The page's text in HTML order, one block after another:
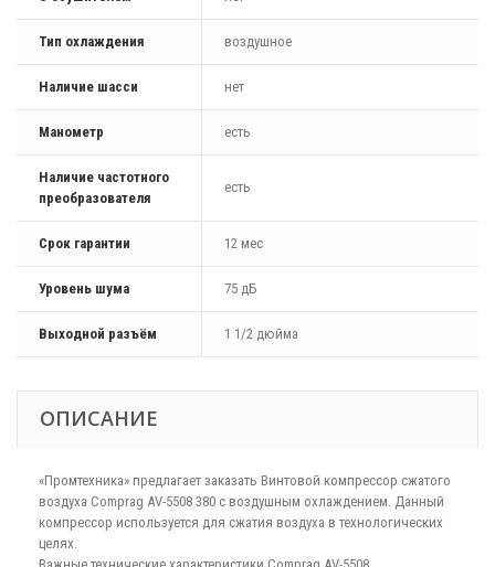
Тип охлаждения воздушное
Наличие шасси нет
Манометр есть
Наличие частотного
преобразователя
есть
Срок гарантии 12 мес
Уровень шума 75 дБ
Выходной разъём 1 1/2 дюйма
ОПИСАНИЕ
«Промтехника» предлагает заказать Винтовой компрессор сжатого
воздуха Comprag АV-5508 380 с воздушным охлаждением. Данный
компрессор используется для сжатия воздуха в технологических
целях.